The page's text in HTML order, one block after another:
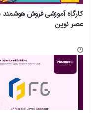
کارگاه آموزشی فروش هوشمند
عصر نوین